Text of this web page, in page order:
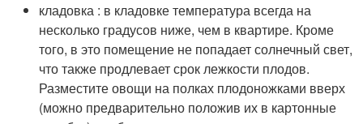
кладовка : в кладовке температура всегда на
несколько градусов ниже, чем в квартире. Кроме
того, в это помещение не попадает солнечный свет,
что также продлевает срок лежкости плодов.
Разместите овощи на полках плодоножками вверх
(можно предварительно положив их в картонные